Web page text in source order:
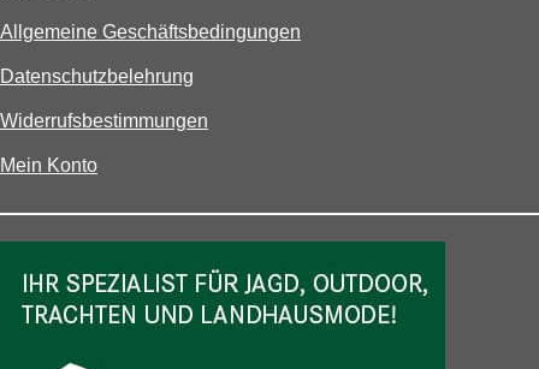
Allgemeine Geschäftsbedingungen
Datenschutzbelehrung
Widerrufsbestimmungen
Mein Konto